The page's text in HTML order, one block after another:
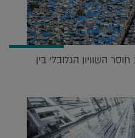
השוויון הגלובלי בין